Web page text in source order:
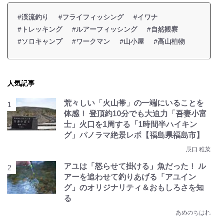
#渓流釣り #フライフィッシング
#イワナ
#トレッキング
#ルアーフィッシング
#自然観察
#ソロキャンプ
#ワークマン #山小屋 #高山植物
人気記事
荒々しい「火山帯」の一端にいることを
体感！ 登頂約10分でも大迫力「吾妻小富
士」火口を1周する「1時間半ハイキン
グ」パノラマ絶景レポ【福島県福島市】
辰口 稚菜
アユは「怒らせて掛ける」魚だった！ ル
アーを追わせて釣りあげる「アユイン
グ」のオリジナリティ＆おもしろさを知
る
あめのちはれ